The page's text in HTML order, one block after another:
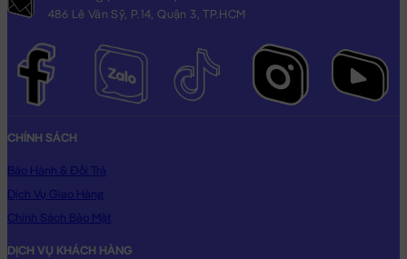
486 Lê Văn Sỹ, P.14, Quận 3, TP.HCM
CHÍNH SÁCH
Bảo Hành & Đổi Trả
Dịch Vụ Giao Hàng
Chính Sách Bảo Mật
DỊCH VỤ KHÁCH HÀNG